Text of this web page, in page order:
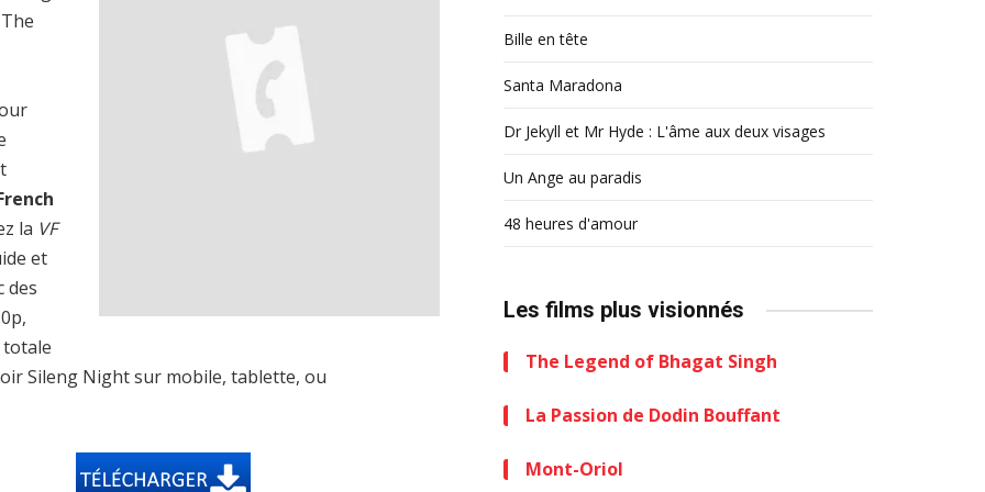
la VF
et
des
totale
Sileng Night sur mobile, tablette, ou
Bille en tête
Santa Maradona
Dr Jekyll et Mr Hyde : L'âme aux deux visages
Un Ange au paradis
48 heures d'amour
Les films plus visionnés
The Legend of Bhagat Singh
La Passion de Dodin Bouffant
Mont-Oriol